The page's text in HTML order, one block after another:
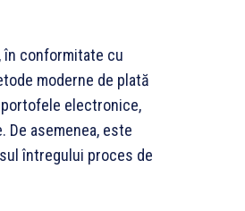
în conformitate cu
moderne de plată
electronice,
De asemenea, este
întregului proces de